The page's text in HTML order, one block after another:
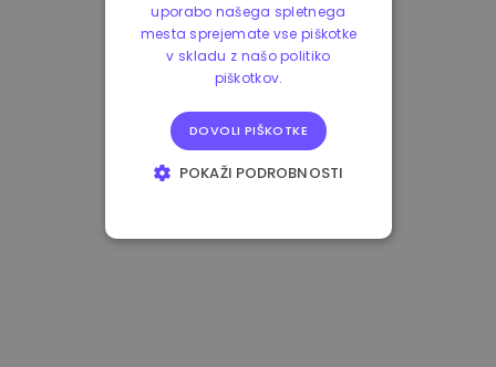
uporabo našega spletnega
mesta sprejemate vse piškotke
v skladu z našo politiko
piškotkov.
DOVOLI PIŠKOTKE
POKAŽI PODROBNOSTI